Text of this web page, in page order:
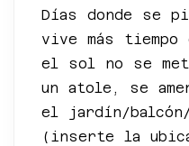
Días donde se
vive más
el sol no se
un atole, se
el jardín/balcón/
(inserte la